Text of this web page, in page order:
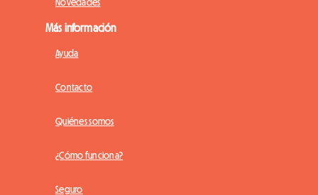
Novedades
Más información
Ayuda
Contacto
Quiénes somos
¿Cómo funciona?
Seguro